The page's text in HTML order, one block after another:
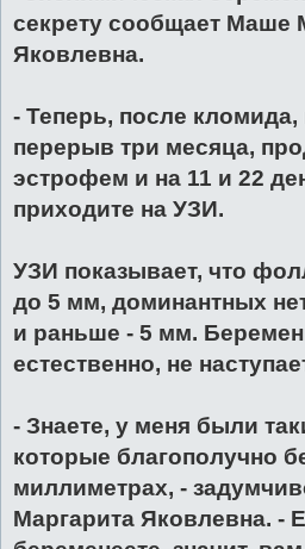
секрету сообщает Маше
Яковлевна.
- Теперь, после
перерыв три месяца,
эстрофем и на 11 и 22
приходите на УЗИ.
УЗИ показывает, что
до 5 мм, доминантных
и раньше - 5 мм.
естественно, не
- Знаете, у меня были
которые благополучно
миллиметрах, -
Маргарита Яковлевна. -